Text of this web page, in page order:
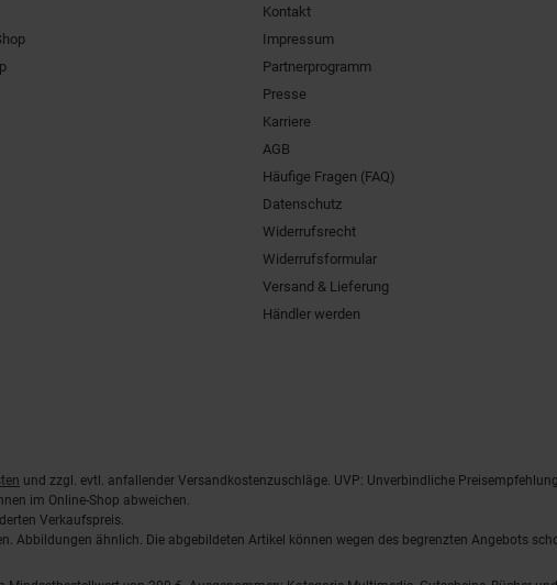
Kontakt
Impressum
Partnerprogramm
Presse
Karriere
AGB
Häufige Fragen (FAQ)
Datenschutz
Widerrufsrecht
Widerrufsformular
Versand & Lieferung
Händler werden
und zzgl. evtl. anfallender Versandkostenzuschläge. UVP: Unverbindliche
im Online-Shop abweichen.
Verkaufspreis.
Abbildungen ähnlich. Die abgebildeten Artikel können wegen des begrenzten Angebots